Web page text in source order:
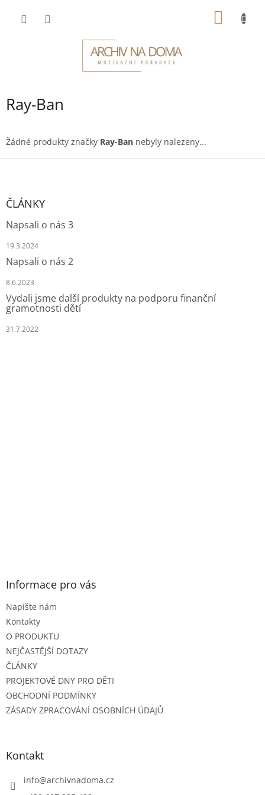
Ray-Ban
Žádné produkty značky Ray-Ban nebyly nalezeny...
Z
ČLÁNKY
Napsali o nás 3
19.3.2024
Napsali o nás 2
8.6.2023
Vydali jsme další produkty na podporu finanční
gramotnosti dětí
31.7.2022
Informace pro vás
Napište nám
Kontakty
O PRODUKTU
NEJČASTĚJŠÍ DOTAZY
ČLÁNKY
PROJEKTOVÉ DNY PRO DĚTI
OBCHODNÍ PODMÍNKY
ZÁSADY ZPRACOVÁNÍ OSOBNÍCH ÚDAJŮ
Kontakt
info@archivnadoma.cz